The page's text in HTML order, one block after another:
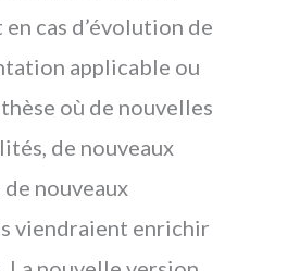
cas d’évolution de
applicable ou
où de nouvelles
de nouveaux
nouveaux
viendraient enrichir